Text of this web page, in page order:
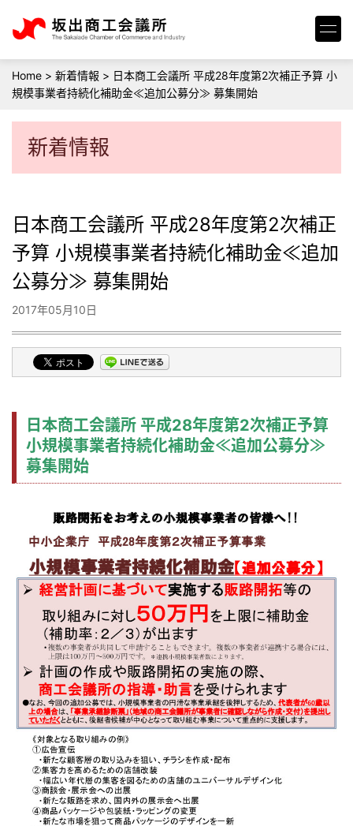
Home > 新着情報 > 日本商工会議所 平成28年度第2次補正予算 小
規模事業者持続化補助金≪追加公募分≫ 募集開始
新着情報
日本商工会議所 平成28年度第2次補正
予算 小規模事業者持続化補助金≪追加
公募分≫ 募集開始
2017年05月10日
日本商工会議所 平成28年度第2次補正予算
小規模事業者持続化補助金≪追加公募分≫
募集開始